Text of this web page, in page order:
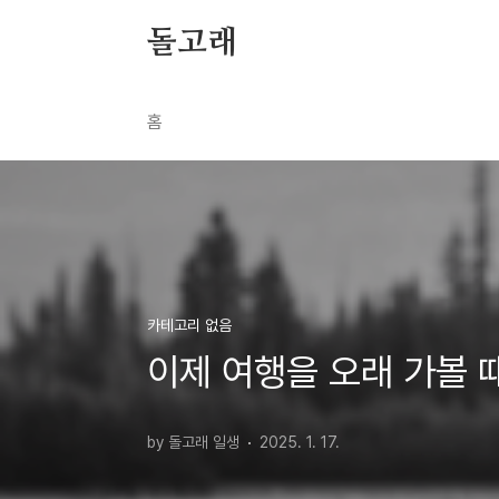
돌고래
홈
카테고리 없음
이제 여행을 오래 가볼
by 돌고래 일생 2025. 1. 17.